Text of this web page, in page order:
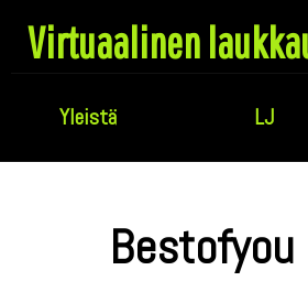
Virtuaalinen
Yleistä LJ
Bestofyou